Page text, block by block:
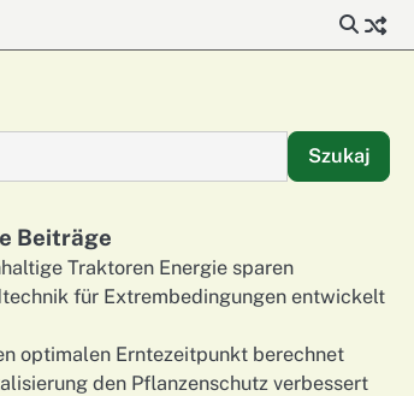
Szukaj
Beiträge
Traktoren Energie sparen
für Extrembedingungen entwickelt
optimalen Erntezeitpunkt berechnet
den Pflanzenschutz verbessert